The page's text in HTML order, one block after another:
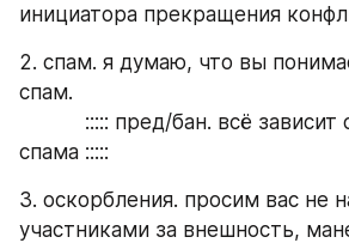
инициатора прекращения
2. спам. я думаю, что вы
спам.
::::: пред/бан. всё зависит
спама :::::
3. оскорбления. просим вас не
участниками за внешность,